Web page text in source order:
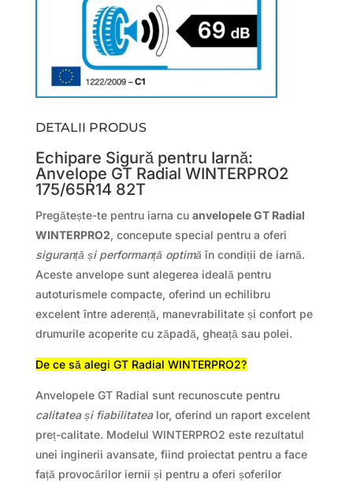
DETALII PRODUS
Echipare Sigură pentru Iarnă:
Anvelope GT Radial WINTERPRO2
175/65R14 82T
Pregătește-te pentru iarna cu anvelopele GT Radial
WINTERPRO2, concepute special pentru a oferi
siguranță și performanță optimă în condiții de iarnă.
Aceste anvelope sunt alegerea ideală pentru
autoturismele compacte, oferind un echilibru
excelent între aderență, manevrabilitate și confort pe
drumurile acoperite cu zăpadă, gheață sau polei.
De ce să alegi GT Radial WINTERPRO2?
Anvelopele GT Radial sunt recunoscute pentru
calitatea și fiabilitatealor, oferind un raport excelent
preț-calitate. Modelul WINTERPRO2 este rezultatul
unei inginerii avansate, fiind proiectat pentru a face
față provocărilor iernii și pentru a oferi șoferilor